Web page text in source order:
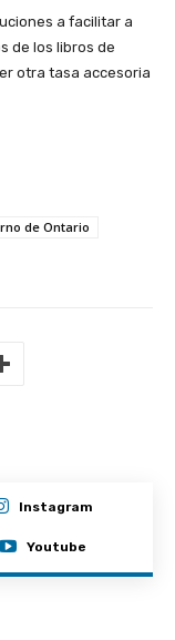
a facilitar a
de los libros de
otra tasa accesoria
de Ontario
Instagram
Youtube